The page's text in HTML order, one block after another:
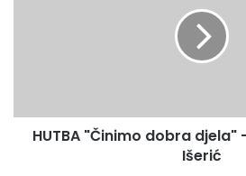
n
HUTBA "Činimo dobra djela"
Išerić